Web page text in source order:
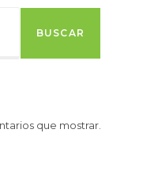
BUSCAR
que mostrar.